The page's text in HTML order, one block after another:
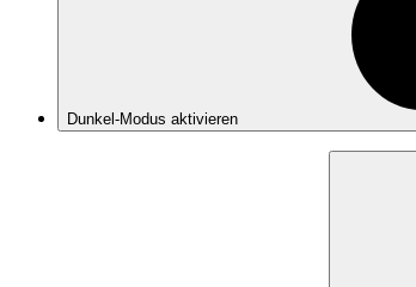
Dunkel-Modus aktivieren